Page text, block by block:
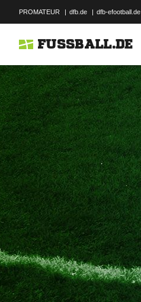
PROMATEUR | dfb.de | dfb-efootball.de
FUSSBALL.DE